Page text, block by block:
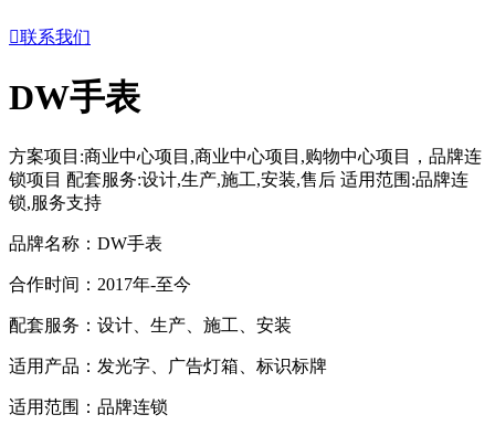
联系我们
DW手表
方案项目:商业中心项目,商业中心项目,购物中心项目，品牌连
锁项目 配套服务:设计,生产,施工,安装,售后 适用范围:品牌连
锁,服务支持
品牌名称：DW手表
合作时间：2017年-至今
配套服务：设计、生产、施工、安装
适用产品：发光字、广告灯箱、标识标牌
适用范围：品牌连锁